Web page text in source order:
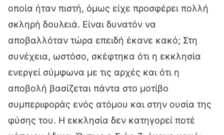
οποία ήταν πιστή, όμως είχε προσφέρει πολλή
σκληρή δουλειά. Είναι δυνατόν να
αποβαλλόταν τώρα επειδή έκανε κακό; Στη
συνέχεια, ωστόσο, σκέφτηκα ότι η εκκλησία
ενεργεί σύμφωνα με τις αρχές και ότι η
αποβολή βασίζεται πάντα στο μοτίβο
συμπεριφοράς ενός ατόμου και στην ουσία της
φύσης του. Η εκκλησία δεν κατηγορεί ποτέ